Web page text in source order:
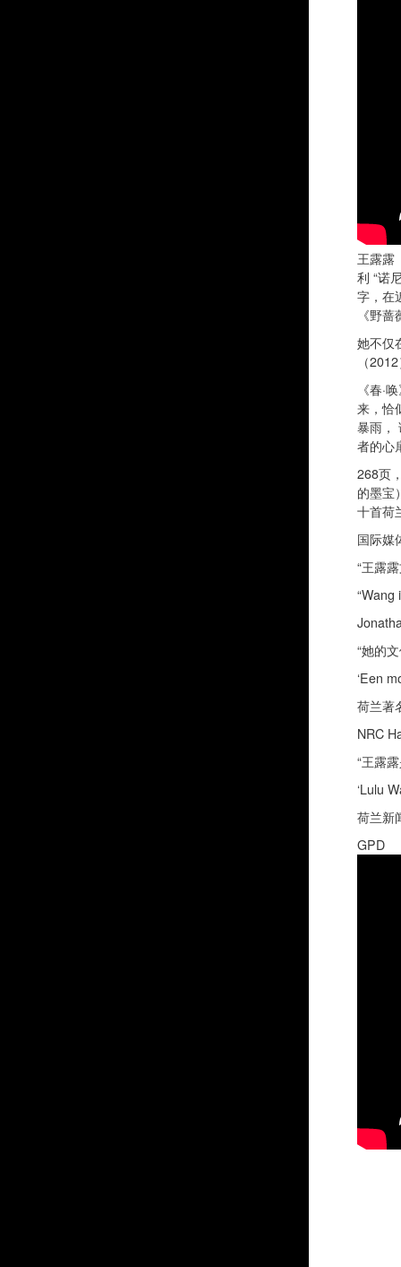
王露露
利 “诺
字，在
《野
她不仅
（
《春·
来，恰
暴雨，
者的心
268页
的墨宝
十首荷
国际媒
“王露
“Wang
“她的
‘Een
荷兰著
NRC
“王露
‘Lulu
荷兰新
GPD